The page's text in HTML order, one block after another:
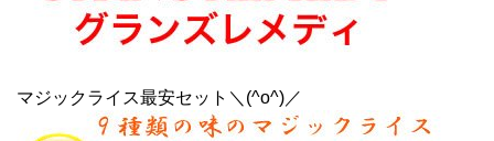
マジックライス最安セット＼(^o^)／